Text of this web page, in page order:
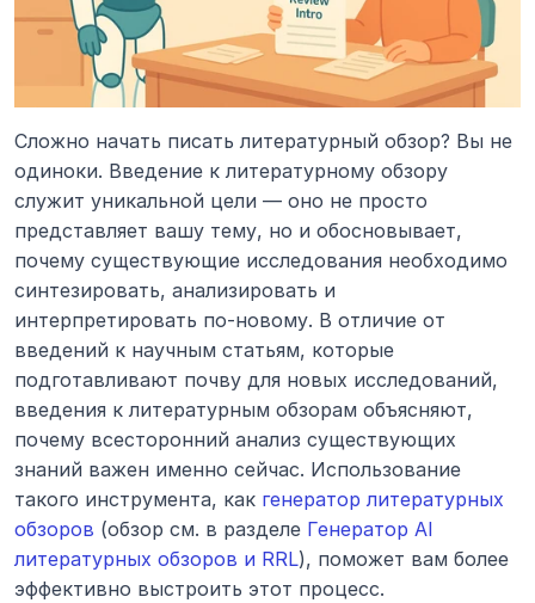
Сложно начать писать литературный обзор? Вы не
одиноки. Введение к литературному обзору
служит уникальной цели — оно не просто
представляет вашу тему, но и обосновывает,
почему существующие исследования необходимо
синтезировать, анализировать и
интерпретировать по-новому. В отличие от
введений к научным статьям, которые
подготавливают почву для новых исследований,
введения к литературным обзорам объясняют,
почему всесторонний анализ существующих
знаний важен именно сейчас. Использование
такого инструмента, как генератор литературных
обзоров (обзор см. в разделе Генератор AI
литературных обзоров и RRL), поможет вам более
эффективно выстроить этот процесс.